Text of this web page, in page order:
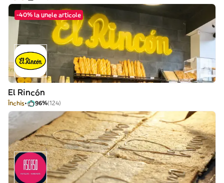
-40% la unele articole
El Rincón
Închis 96%(124)